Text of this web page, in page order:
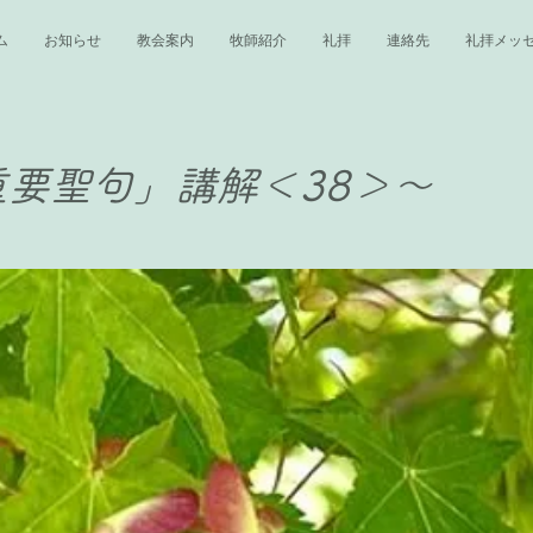
お知らせ 教会案内 牧師紹介 礼拝 連絡先 礼拝メッ
聖句」講解＜38＞〜